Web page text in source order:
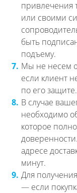
привлечения
или своими
быть
подъему.
7. Мы не несем
если клиент
по его защите.
8. В случае
необходимо
которое
адресе
минут.
9. Для
— если